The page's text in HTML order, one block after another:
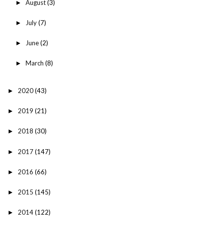
► August(3)
► July(7)
► June(2)
► March (8)
► 2020(43)
► 2019 (21)
► 2018 (30)
► 2017(147)
► 2016 (66)
► 2015 (145)
► 2014(122)